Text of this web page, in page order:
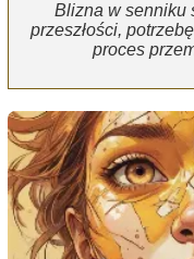
Blizna w senniku
przeszłości,
proces